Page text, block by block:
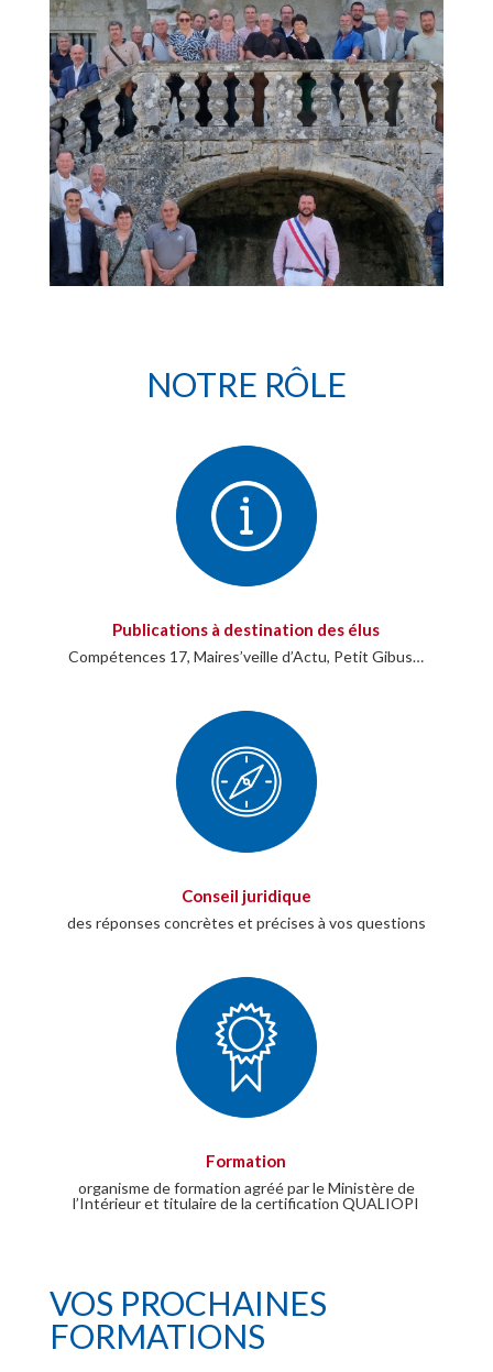
NOTRE RÔLE
Publications à destination des élus
Compétences 17, Maires’veille d’Actu, Petit Gibus…
Conseil juridique
des réponses concrètes et précises à vos questions
Formation
organisme de formation agréé par le Ministère de
l’Intérieur et titulaire de la certification QUALIOPI
VOS PROCHAINES
FORMATIONS